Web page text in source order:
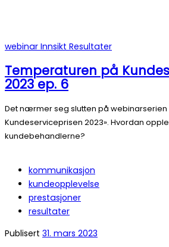
webinar Innsikt Resultater
Temperaturen på
2023 ep. 6
Det nærmer seg slutten på
Kundeserviceprisen 2023». Hvordan
kundebehandlerne?
kommunikasjon
kundeopplevelse
prestasjoner
resultater
Publisert 31. mars 2023